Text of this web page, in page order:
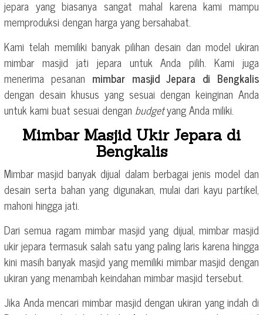
jepara yang biasanya sangat mahal karena kami mampu
memproduksi dengan harga yang bersahabat.
Kami telah memiliki banyak pilihan desain dan model ukiran
mimbar masjid jati jepara untuk Anda pilih. Kami juga
menerima pesanan mimbar masjid Jepara di Bengkalis
dengan desain khusus yang sesuai dengan keinginan Anda
untuk kami buat sesuai dengan budgetyang Anda miliki.
Mimbar Masjid Ukir Jepara di
Bengkalis
Mimbar masjid banyak dijual dalam berbagai jenis model dan
desain serta bahan yang digunakan, mulai dari kayu partikel,
mahoni hingga jati.
Dari semua ragam mimbar masjid yang dijual, mimbar masjid
ukir jepara termasuk salah satu yang paling laris karena hingga
kini masih banyak masjid yang memiliki mimbar masjid dengan
ukiran yang menambah keindahan mimbar masjid tersebut.
Jika Anda mencari mimbar masjid dengan ukiran yang indah di